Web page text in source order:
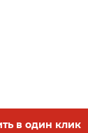
в один клик